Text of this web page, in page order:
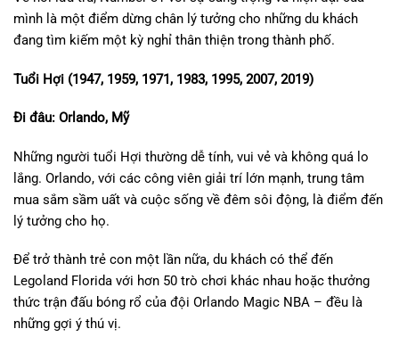
mình là một điểm dừng chân lý tưởng cho những du khách
đang tìm kiếm một kỳ nghỉ thân thiện trong thành phố.
Tuổi Hợi (1947, 1959, 1971, 1983, 1995, 2007, 2019)
Đi đâu: Orlando, Mỹ
Những người tuổi Hợi thường dễ tính, vui vẻ và không quá lo
lắng. Orlando, với các công viên giải trí lớn mạnh, trung tâm
mua sắm sầm uất và cuộc sống về đêm sôi động, là điểm đến
lý tưởng cho họ.
Để trở thành trẻ con một lần nữa, du khách có thể đến
Legoland Florida với hơn 50 trò chơi khác nhau hoặc thưởng
thức trận đấu bóng rổ của đội Orlando Magic NBA – đều là
những gợi ý thú vị.